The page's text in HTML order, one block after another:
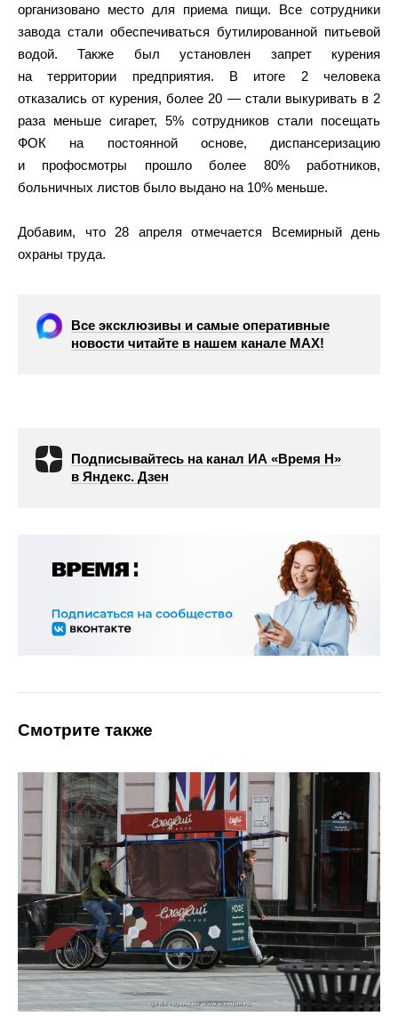
организовано место для приема пищи. Все сотрудники
завода стали обеспечиваться бутилированной питьевой
водой. Также был установлен запрет курения
на территории предприятия. В итоге 2 человека
отказались от курения, более 20 — стали выкуривать в 2
раза меньше сигарет, 5% сотрудников стали посещать
ФОК на постоянной основе, диспансеризацию
и профосмотры прошло более 80% работников,
больничных листов было выдано на 10% меньше.
Добавим, что 28 апреля отмечается Всемирный день
охраны труда.
Все эксклюзивы и самые оперативные
новости читайте в нашем канале МАХ!
Подписывайтесь на канал ИА «Время Н»
в Яндекс. Дзен
Смотрите также